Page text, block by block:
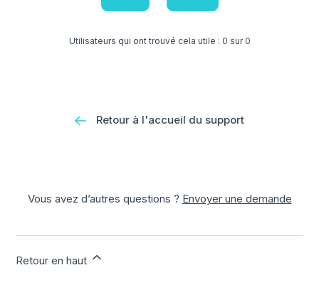
Utilisateurs qui ont trouvé cela utile : 0 sur 0
Retour à l'accueil du support
Vous avez d’autres questions ? Envoyer une demande
Retour en haut